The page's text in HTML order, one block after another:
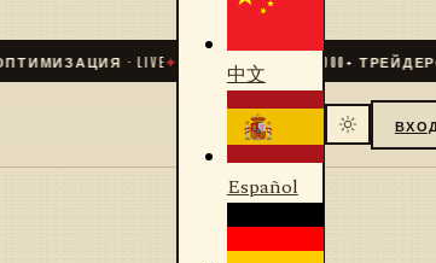
· LIVE✦ СООБЩЕСТВО 31 000 + ТРЕЙДЕРОВ И
中文
Español
ВХОД